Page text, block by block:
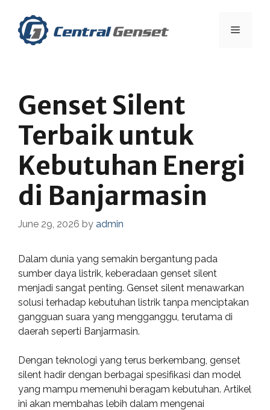
content
Menu
Genset Silent
Terbaik untuk
Kebutuhan Energi
di Banjarmasin
June 29, 2026 by admin
Dalam dunia yang semakin bergantung pada
sumber daya listrik, keberadaan genset silent
menjadi sangat penting. Genset silent menawarkan
solusi terhadap kebutuhan listrik tanpa menciptakan
gangguan suara yang mengganggu, terutama di
daerah seperti Banjarmasin.
Dengan teknologi yang terus berkembang, genset
silent hadir dengan berbagai spesifikasi dan model
yang mampu memenuhi beragam kebutuhan. Artikel
ini akan membahas lebih dalam mengenai